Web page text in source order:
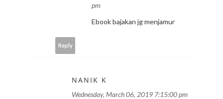
pm
Ebook bajakan jg menjamur
Reply
NANIK K
Wednesday, March 06, 2019 7:15:00 pm